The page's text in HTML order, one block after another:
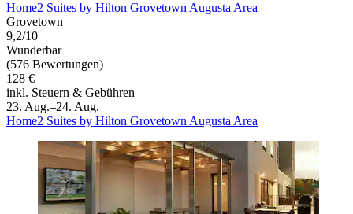
Home2 Suites by Hilton Grovetown Augusta Area
Grovetown
9,2/10
Wunderbar
(576 Bewertungen)
128 €
inkl. Steuern & Gebühren
23. Aug.–24. Aug.
Home2 Suites by Hilton Grovetown Augusta Area